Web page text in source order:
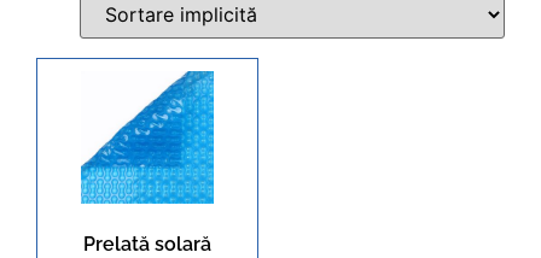
Prelată solară